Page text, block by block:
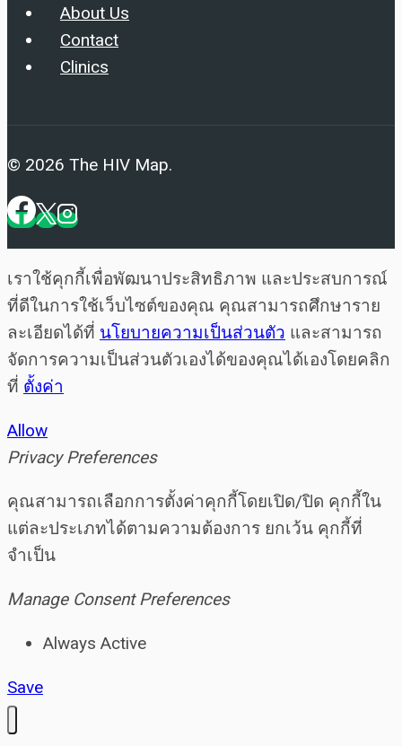
About Us
Contact
Clinics
© 2026 The HIV Map.
เราใช้คุกกี้เพื่อพัฒนาประสิทธิภาพ และประสบการณ์
ที่ดีในการใช้เว็บไซต์ของคุณ คุณสามารถศึกษาราย
ละเอียดได้ที่ นโยบายความเป็นส่วนตัว และสามารถ
จัดการความเป็นส่วนตัวเองได้ของคุณได้เองโดยคลิก
ที่ ตั้งค่า
Allow
Privacy Preferences
คุณสามารถเลือกการตั้งค่าคุกกี้โดยเปิด/ปิด คุกกี้ใน
แต่ละประเภทได้ตามความต้องการ ยกเว้น คุกกี้ที่
จำเป็น
Manage Consent Preferences
Always Active
Save